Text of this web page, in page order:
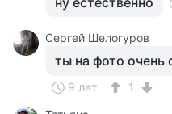
Сергей Шелогуров
ты на фото очень
9 лет
1